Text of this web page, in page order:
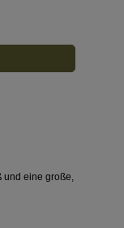
und eine große,